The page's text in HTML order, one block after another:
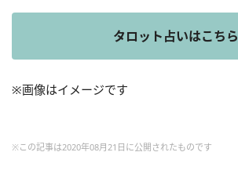
タロット占いはこちら
※画像はイメージです
※この記事は2020年08月21日に公開されたものです